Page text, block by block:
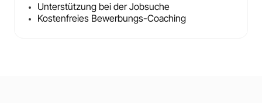
Unterstützung bei der Jobsuche
Kostenfreies Bewerbungs-Coaching